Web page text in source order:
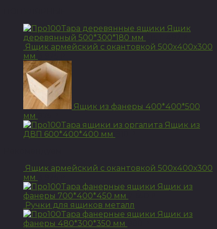
Ящик
деревянный 500*300*180 мм
Ящик армейский с окантовкой 500х400х300
мм
Ящик из фанеры 400*400*500
мм
Ящик из
ДВП 600*400*400 мм
Ящик армейский с окантовкой 500х400х300
мм
Ящик из
фанеры 700*400*450 мм
Ручки для ящиков металл
Ящик из
фанеры 480*300*350 мм